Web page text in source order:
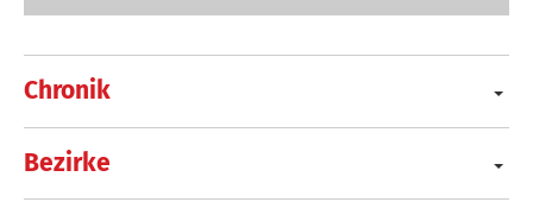
Chronik
Bezirke